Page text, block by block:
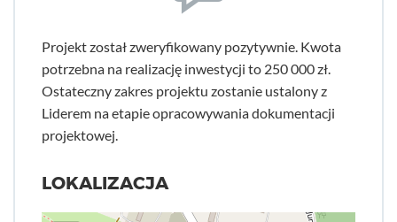
Projekt został zweryfikowany pozytywnie. Kwota
potrzebna na realizację inwestycji to 250 000 zł.
Ostateczny zakres projektu zostanie ustalony z
Liderem na etapie opracowywania dokumentacji
projektowej.
LOKALIZACJA